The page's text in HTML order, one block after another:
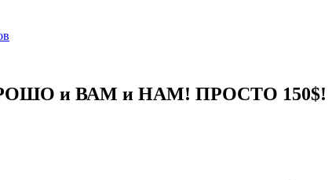
и ВАМ и НАМ! ПРОСТО 150$!